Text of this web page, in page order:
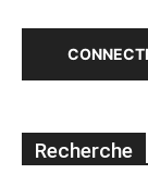
Recherche